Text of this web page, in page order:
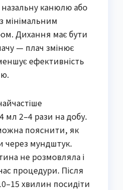
канюлю або
мінімальним
Дихання має бути
— плач змінює
ефективність
мл 2–4 рази на добу.
пояснити, як
через мундштук.
не розмовляла і
процедури. Після
хвилин посидіти